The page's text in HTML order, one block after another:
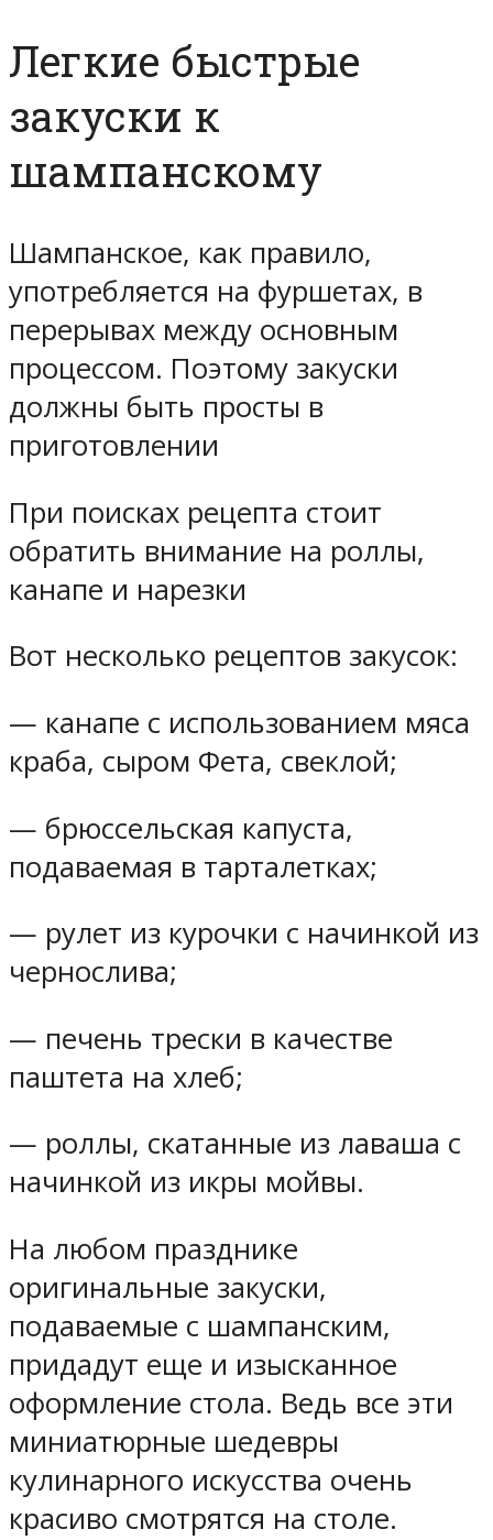
Легкие быстрые
закуски к
шампанскому
Шампанское, как правило,
употребляется на фуршетах, в
перерывах между основным
процессом. Поэтому закуски
должны быть просты в
приготовлении
При поисках рецепта стоит
обратить внимание на роллы,
канапе и нарезки
Вот несколько рецептов закусок:
— канапе с использованием мяса
краба, сыром Фета, свеклой;
— брюссельская капуста,
подаваемая в тарталетках;
— рулет из курочки с начинкой из
чернослива;
— печень трески в качестве
паштета на хлеб;
— роллы, скатанные из лаваша с
начинкой из икры мойвы.
На любом празднике
оригинальные закуски,
подаваемые с шампанским,
придадут еще и изысканное
оформление стола. Ведь все эти
миниатюрные шедевры
кулинарного искусства очень
красиво смотрятся на столе.